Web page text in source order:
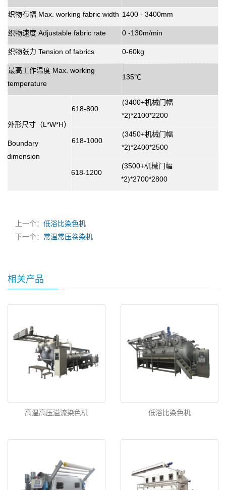
织物布幅 Max. working fabric width 1400 - 3400mm
织物速度 Adjustable fabric rate 0 -130m/min
织物张力 Tension of fabrics 0-60kg
最高工作温度 Max. working
temperature
135℃
外形尺寸（L*W*H）
Boundary
dimension
618-800
(3400+机械门幅
*2)*2100*2200
618-1000
(3450+机械门幅
*2)*2400*2500
618-1200
(3500+机械门幅
*2)*2700*2800
上一个： 低浴比染色机
下一个： 常温常压卷染机
相关产品
高温高压溢流染色机 低浴比染色机